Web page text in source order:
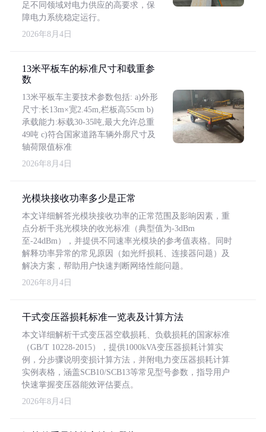
足不同领域对电力供应的高要求，保
障电力系统稳定运行。
2026年8月4日
13米平板车的标准尺寸和载重参
数
13米平板车主要技术参数包括: a)外形
尺寸:长13m×宽2.45m,栏板高55cm b)
承载能力:标载30-35吨,最大允许总重
49吨 c)符合国家道路车辆外廓尺寸及
轴荷限值标准
2026年8月4日
光模块接收功率多少是正常
本文详细解答光模块接收功率的正常范围及影响因素，重
点分析千兆光模块的收光标准（典型值为-3dBm
至-24dBm），并提供不同速率光模块的参考值表格。同时
解释功率异常的常见原因（如光纤损耗、连接器问题）及
解决方案，帮助用户快速判断网络性能问题。
2026年8月4日
干式变压器损耗标准一览表及计算方法
本文详细解析干式变压器空载损耗、负载损耗的国家标准
（GB/T 10228-2015），提供1000kVA变压器损耗计算实
例，分步骤说明变损计算方法，并附电力变压器损耗计算
实例表格，涵盖SCB10/SCB13等常见型号参数，指导用户
快速掌握变压器能效评估要点。
2026年8月4日